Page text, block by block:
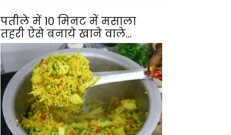
पतीले में 10 मिनट में मसाला
तहरी ऐसे बनाये खाने वाले...